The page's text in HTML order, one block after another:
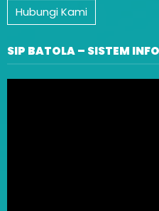
Hubungi Kami
SIP BATOLA – SISTEM